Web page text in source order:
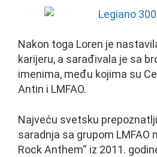
Nakon toga Loren je
karijeru, a sarađivala je sa
imenima, među kojima su
Antin i LMFAO.
Najveću svetsku
saradnja sa grupom LMFAO
Rock Anthem“ iz 2011.